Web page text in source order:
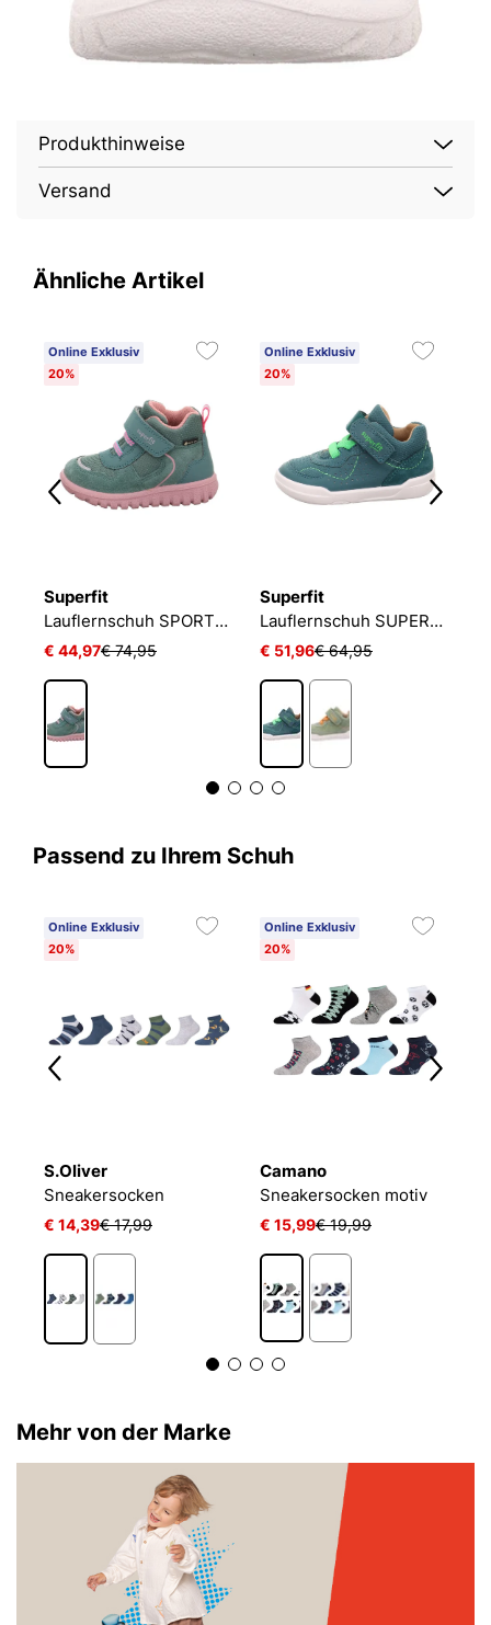
Produkthinweise
Versand
Ähnliche Artikel
Online Exklusiv
20%
Superfit
Lauflernschuh SPORT7 MINI
€ 44,97€ 74,95
Online Exklusiv
20%
Superfit
Lauflernschuh SUPERFREE
€ 51,96€ 64,95
Passend zu Ihrem Schuh
Online Exklusiv
20%
S.Oliver
Sneakersocken
€ 14,39€ 17,99
Online Exklusiv
20%
Camano
Sneakersocken motiv
€ 15,99€ 19,99
Mehr von der Marke